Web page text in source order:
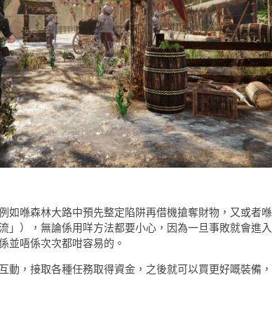
如喺森林大路中預先整定陷阱再借機搶奪財物，又或者
」），無論係用咩方法都要小心，因為一旦事敗就會進
並唔係次次都咁容易的。
動，接取各種任務取得資金，之後就可以買更好嘅裝備